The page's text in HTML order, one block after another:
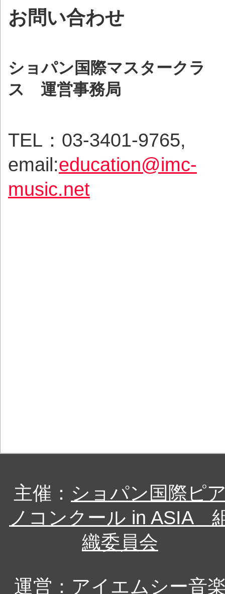
お問い合わせ
ショパン国際マスタークラ
ス 運営事務局
TEL：03-3401-9765,
email:education@imc-
music.net
主催： ショパン国際ピ
ノコンクール in ASIA
織委員会
運営： アイエムシー音